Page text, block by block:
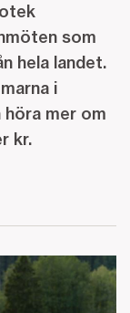
som
hela landet.
i
mer om
kr.